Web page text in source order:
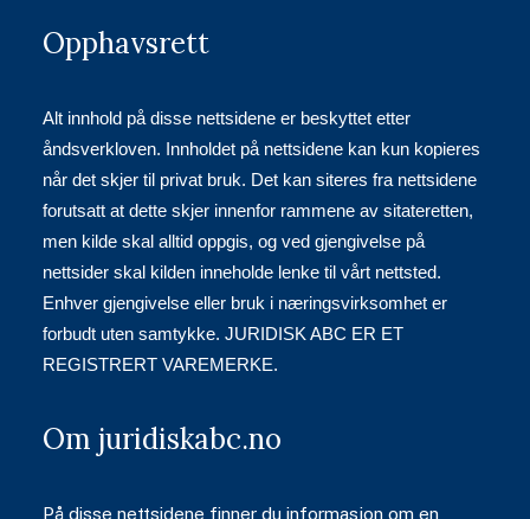
Opphavsrett
Alt innhold på disse nettsidene er beskyttet etter
åndsverkloven. Innholdet på nettsidene kan kun kopieres
når det skjer til privat bruk. Det kan siteres fra nettsidene
forutsatt at dette skjer innenfor rammene av sitateretten,
men kilde skal alltid oppgis, og ved gjengivelse på
nettsider skal kilden inneholde lenke til vårt nettsted.
Enhver gjengivelse eller bruk i næringsvirksomhet er
forbudt uten samtykke. JURIDISK ABC ER ET
REGISTRERT VAREMERKE.
Om juridiskabc.no
På disse nettsidene finner du informasjon om en